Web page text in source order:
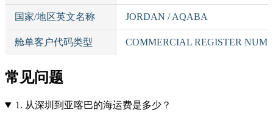
国家/地区英文名称 JORDAN / AQABA
舱单客户代码类型 COMMERCIAL REGISTER
常见问题
1. 从深圳到亚喀巴的海运费是多少？